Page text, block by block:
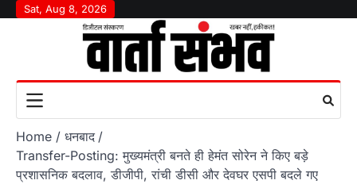
SkipSat, Aug 8, 2026
Home
धनबाद
Transfer-Posting: मुख्यमंत्री बनते ही हेमंत सोरेन ने किए बड़े
प्रशासनिक बदलाव, डीजीपी, रांची डीसी और देवघर एसपी बदले गए